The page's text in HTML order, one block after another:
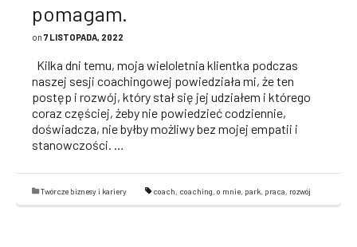
pomagam.
on 7 LISTOPADA, 2022
Kilka dni temu, moja wieloletnia klientka podczas
naszej sesji coachingowej powiedziała mi, że ten
postęp i rozwój, który stał się jej udziałem i którego
coraz częściej, żeby nie powiedzieć codziennie,
doświadcza, nie byłby możliwy bez mojej empatii i
stanowczości. …
Twórcze biznesy i kariery coach, coaching, o mnie, park, praca, rozwój